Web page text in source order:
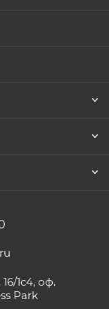
1с4, оф.
Park